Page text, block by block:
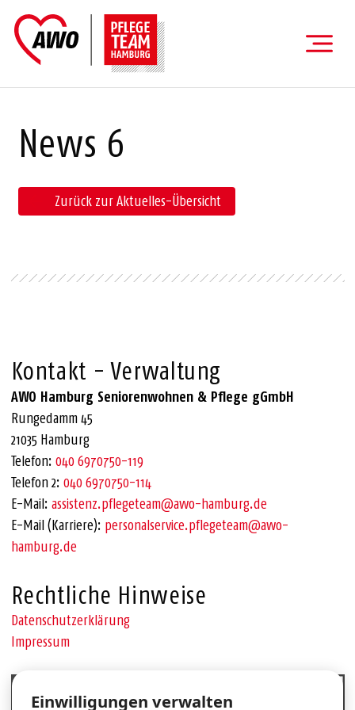
News 6
Zurück zur Aktuelles-Übersicht
Kontakt - Verwaltung
AWO Hamburg Seniorenwohnen & Pflege gGmbH
Rungedamm 45
21035 Hamburg
Telefon: 040 6970750-119
Telefon 2: 040 6970750-114
E-Mail: assistenz.pflegeteam@awo-hamburg.de
E-Mail (Karriere): personalservice.pflegeteam@awo-
hamburg.de
Rechtliche Hinweise
Datenschutzerklärung
Impressum
Cookie-Einstellungen
Einwilligungen verwalten